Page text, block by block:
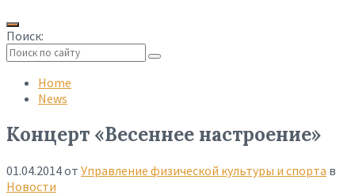
Поиск:
search
Home
News
Концерт «Весеннее настроение»
01.04.2014от Управление физической культуры и спорта в
Новости